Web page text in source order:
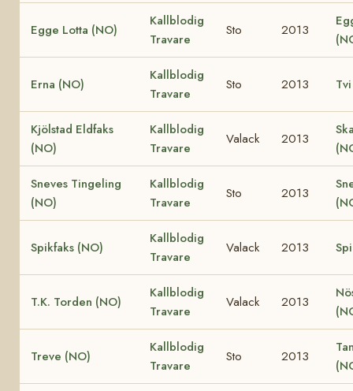
Egge Lotta (NO)
Kallblodig
Travare
Sto 2013
Erna (NO)
Kallblodig
Travare
Sto 2013
Kjölstad Eldfaks
(NO)
Kallblodig
Travare
Valack 2013
Sneves Tingeling
(NO)
Kallblodig
Travare
Sto 2013
Spikfaks (NO)
Kallblodig
Travare
Valack 2013
T.K. Torden (NO)
Kallblodig
Travare
Valack 2013
Treve (NO)
Kallblodig
Travare
Sto 2013